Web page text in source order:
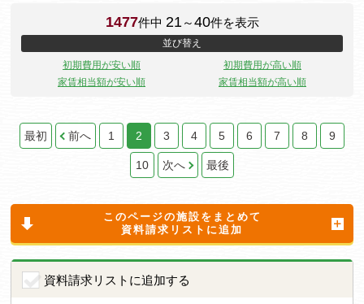
1477件中 21 ～40件を表示
並び替え
初期費用が安い順
初期費用が高い順
家賃相当額が安い順
家賃相当額が高い順
最初 前へ 1 2 3 4 5 6 7 8 9
10 次へ 最後
このページの施設をまとめて
資料請求リストに追加
資料請求リストに追加する